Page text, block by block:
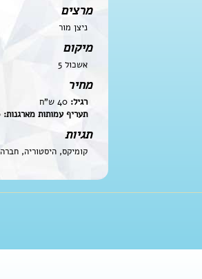
מרצים
ניצן מור
מיקום
אשכול 5
מחיר
רגיל:
תעריף עמותות מארגנות:
תגיות
קומיקס, היסטוריה, חברה